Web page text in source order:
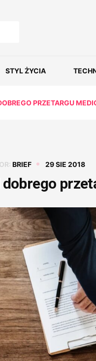
STYL ŻYCIA
PRZETARGU
BRIEF 29 SIE 2018
dobrego